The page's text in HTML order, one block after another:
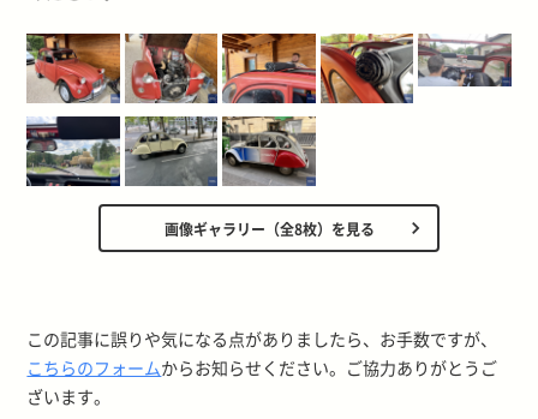
画像ギャラリー（全8枚）を見る
この記事に誤りや気になる点がありましたら、お手数ですが、
こちらのフォームからお知らせください。ご協力ありがとうご
ざいます。